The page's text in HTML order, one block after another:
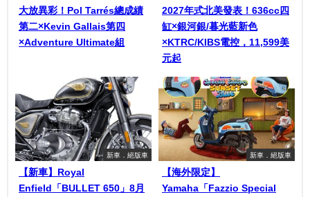
大放異彩！Pol Tarrés總成績
第二×Kevin Gallais第四
×Adventure Ultimate組
2027年式北美發表！636cc四
缸×銀河銀/暮光藍新色
×KTRC/KIBS電控，11,599美
元起
新車．絕版車
【新車】Royal
Enfield「BULLET 650」8月
新車．絕版車
【海外限定】
Yamaha「Fazzio Special